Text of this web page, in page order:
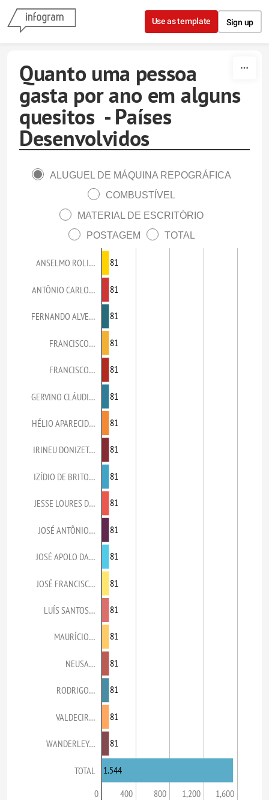
Skip to content
Use as template Sign up
Quanto uma pessoa
gasta por ano em alguns
quesitos - Países
Desenvolvidos
ALUGUEL DE MÁQUINA REPOGRÁFICA
COMBUSTÍVEL
MATERIAL DE ESCRITÓRIO
POSTAGEM
TOTAL
ANSELMO ROLI…
ANTÔNIO CARLO…
FERNANDO ALVE…
FRANCISCO…
FRANCISCO…
GERVINO CLÁUDI…
HÉLIO APARECID…
IRINEU DONIZET…
IZÍDIO DE BRITO…
JESSE LOURES D…
JOSÉ ANTÔNIO…
JOSÉ APOLO DA…
JOSÉ FRANCISC…
LUÍS SANTOS…
MAURÍCIO…
NEUSA…
RODRIGO…
VALDECIR…
WANDERLEY…
TOTAL
0 400 800 1,200 1,600
81
81
81
81
81
81
81
81
81
81
81
81
81
81
81
81
81
81
81
1.544